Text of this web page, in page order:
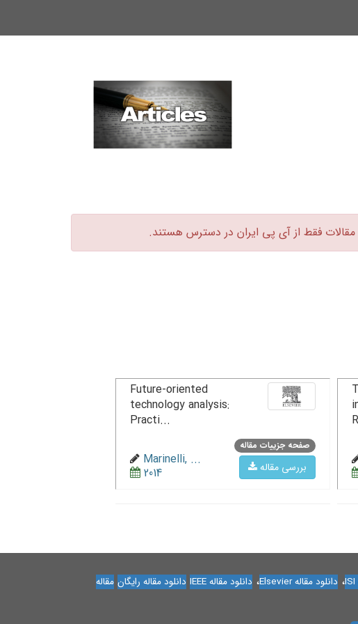
مقالات فقط از آی پی ایران در دسترس هستند.‏
صفحه جزییات مقاله
بررسی مقاله
Future-oriented
technology analysis:
Practi...
Marinelli, ...
2014
، دانلود مقاله Elsevier ، دانلود مقاله IEEE دانلود مقاله رایگان مقاله